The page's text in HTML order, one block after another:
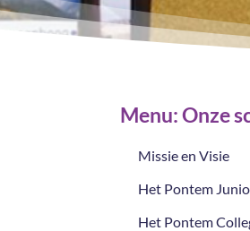
Menu: Onze
Missie en Visie
Het Pontem
Het Pontem